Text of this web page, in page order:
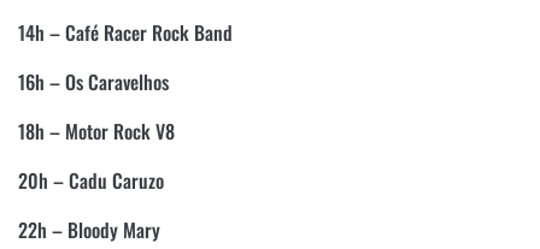
14h – Café Racer Rock Band
16h – Os Caravelhos
18h – Motor Rock V8
20h – Cadu Caruzo
22h – Bloody Mary